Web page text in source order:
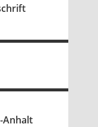
Anhalt